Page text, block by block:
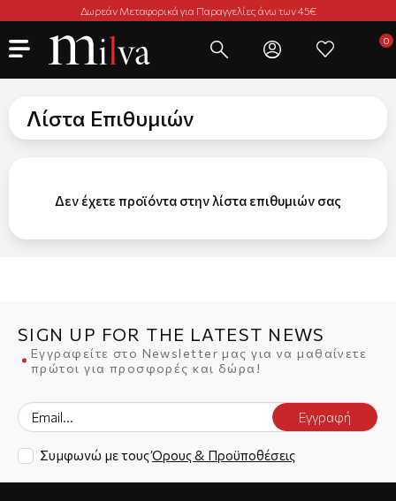
Δωρεάν Μεταφορικά για Παραγγελίες άνω των 45€
Λίστα Επιθυμιών
Δεν έχετε προϊόντα στην λίστα επιθυμιών σας
SIGN UP FOR THE LATEST NEWS
Εγγραφείτε στο Newsletter μας για να μαθαίνετε
πρώτοι για προσφορές και δώρα!
Εγγραφή
Συμφωνώ με τουςΌρους & Προϋποθέσεις